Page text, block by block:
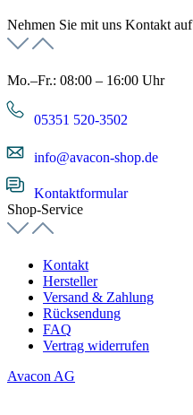
Nehmen Sie mit uns Kontakt auf
Mo.–Fr.: 08:00 – 16:00 Uhr
05351 520-3502
info@avacon-shop.de
Kontaktformular
Shop-Service
Kontakt
Hersteller
Versand & Zahlung
Rücksendung
FAQ
Vertrag widerrufen
Avacon AG